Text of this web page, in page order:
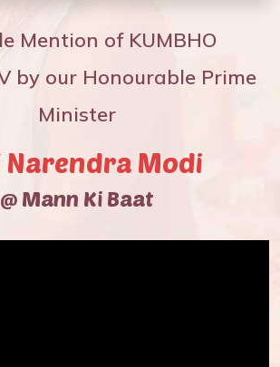
Mention of KUMBHO
by our Honourable Prime
Minister
Narendra Modi
@ Mann Ki Baat